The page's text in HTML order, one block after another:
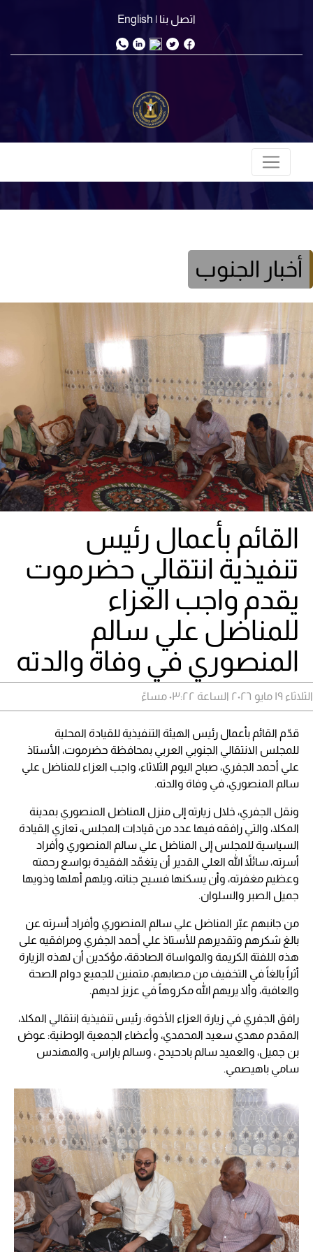
اتصل بنا | English
أخبار الجنوب
القائم بأعمال رئيس
تنفيذية انتقالي حضرموت
يقدم واجب العزاء
للمناضل علي سالم
المنصوري في وفاة والدته
الثلاثاء ١٩ مايو ٢٠٢٦ الساعة ٠٣:٢٢ مساءً
قدّم القائم بأعمال رئيس الهيئة التنفيذية للقيادة المحلية
للمجلس الانتقالي الجنوبي العربي بمحافظة حضرموت، الأستاذ
علي أحمد الجفري، صباح اليوم الثلاثاء، واجب العزاء للمناضل علي
سالم المنصوري، في وفاة والدته.
ونقل الجفري، خلال زيارته إلى منزل المناضل المنصوري بمدينة
المكلا، والتي رافقه فيها عدد من قيادات المجلس، تعازي القيادة
السياسية للمجلس إلى المناضل علي سالم المنصوري وأفراد
أسرته، سائلاً الله العلي القدير أن يتغمّد الفقيدة بواسع رحمته
وعظيم مغفرته، وأن يسكنها فسيح جناته، ويلهم أهلها وذويها
جميل الصبر والسلوان.
من جانبهم عبّر المناضل علي سالم المنصوري وأفراد أسرته عن
بالغ شكرهم وتقديرهم للأستاذ علي أحمد الجفري ومرافقيه على
هذه اللفتة الكريمة والمواساة الصادقة، مؤكدين أن لهذه الزيارة
أثراً بالغاً في التخفيف من مصابهم، متمنين للجميع دوام الصحة
والعافية، وألا يريهم الله مكروهاً في عزيز لديهم.
رافق الجفري في زيارة العزاء الأخوة: رئيس تنفيذية انتقالي المكلا،
المقدم مهدي سعيد المحمدي، وأعضاء الجمعية الوطنية: عوض
بن جميل، والعميد سالم بادحيدح ، وسالم باراس، والمهندس
سامي باهيصمي.